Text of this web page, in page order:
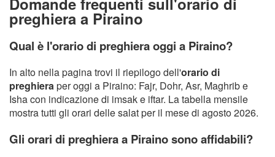
preghiera a Piraino
Qual è l'orario di preghiera oggi a Piraino?
In alto nella pagina trovi il riepilogo dell'orario di
preghieraper oggi a Piraino: Fajr, Dohr, Asr, Maghrib e
Isha con indicazione di imsak e iftar. La tabella mensile
mostra tutti gli orari delle salat per il mese di agosto 2026.
Gli orari di preghiera a Piraino sono affidabili?